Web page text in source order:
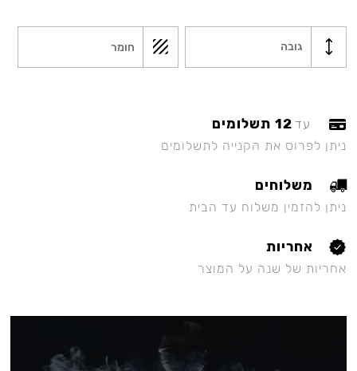
גובה חומר
עד 12 תשלומים
ניתן לפרוס את הקנייה לתשלומים
משלוחים
ניתן להזמין משלוח עד הבית
אחריות
אחריות של שנה על המוצר